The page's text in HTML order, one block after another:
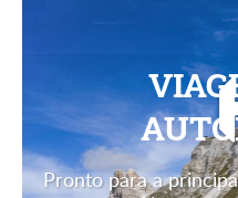
Pronto para a